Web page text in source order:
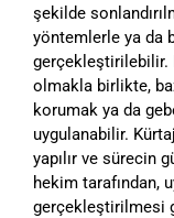
şekilde
yöntemlerle ya da
gerçekleştirilebilir.
olmakla birlikte,
korumak ya da
uygulanabilir.
yapılır ve sürecin
hekim tarafından,
gerçekleştirilmesi